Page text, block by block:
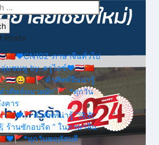
Posts
ภาษาจีนทั่วไป
มชมพู by..ครูไอซ์❤🇹🇭🇨🇳
คำศัพท์จีนน่ารู้
ำศัพท์หมวดผัก”🚩 *ทุกวัน
คาร
คำศัพท์น่ารู้ “洗衣
ร้านซักอบรีด ” ในภาษาจีน
ทุกวันพฤหัสบดี